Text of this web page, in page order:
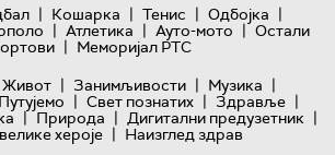
| Кошарка | Тенис | Одбојка |
| Атлетика | Ауто-мото | Остали
| Меморијал РТС
Живот | Занимљивости | Музика |
Путујемо | Свет познатих | Здравље |
| Природа | Дигитални предузетник |
хероје | Наизглед здрав